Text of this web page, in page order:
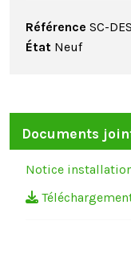
Référence SC-
État Neuf
Documents
Notice installation